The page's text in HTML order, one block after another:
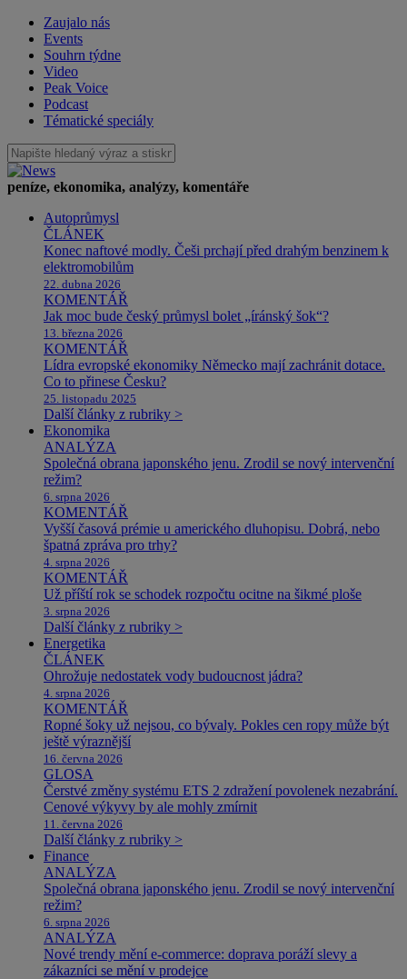
Zaujalo nás
Events
Souhrn týdne
Video
Peak Voice
Podcast
Tématické speciály
peníze, ekonomika, analýzy, komentáře
Autoprůmysl
ČLÁNEK
Konec naftové modly. Češi prchají před drahým benzinem k
elektromobilům
22. dubna 2026
KOMENTÁŘ
Jak moc bude český průmysl bolet „íránský šok“?
13. března 2026
KOMENTÁŘ
Lídra evropské ekonomiky Německo mají zachránit dotace.
Co to přinese Česku?
25. listopadu 2025
Další články z rubriky >
Ekonomika
ANALÝZA
Společná obrana japonského jenu. Zrodil se nový intervenční
režim?
6. srpna 2026
KOMENTÁŘ
Vyšší časová prémie u amerického dluhopisu. Dobrá, nebo
špatná zpráva pro trhy?
4. srpna 2026
KOMENTÁŘ
Už příští rok se schodek rozpočtu ocitne na šikmé ploše
3. srpna 2026
Další články z rubriky >
Energetika
ČLÁNEK
Ohrožuje nedostatek vody budoucnost jádra?
4. srpna 2026
KOMENTÁŘ
Ropné šoky už nejsou, co bývaly. Pokles cen ropy může být
ještě výraznější
16. června 2026
GLOSA
Čerstvé změny systému ETS 2 zdražení povolenek nezabrání.
Cenové výkyvy by ale mohly zmírnit
11. června 2026
Další články z rubriky >
Finance
ANALÝZA
Společná obrana japonského jenu. Zrodil se nový intervenční
režim?
6. srpna 2026
ANALÝZA
Nové trendy mění e-commerce: doprava poráží slevy a
zákazníci se mění v prodejce